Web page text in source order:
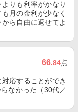
りも利率がかなり
月の金利が少なく
ら自由に返せてよ
66.84点
応することができ
なかった（30代／